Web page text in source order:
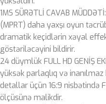
1MS SÜRƏTLİ CAVAB
(MPRT) daha yaxşı oyun
dramatik keçidlərin xəyal
göstəriləcəyini bildirir.
24 düymlük FULL HD GENİŞ
yüksək parlaqlıq və
detallar üçün 16:9 nisbətində
ölçüsünə malikdir.